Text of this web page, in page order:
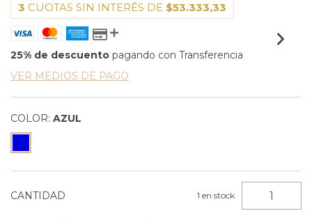
3 CUOTAS SIN INTERÉS DE $53.333,33
25% de descuento pagando con Transferencia
VER MEDIOS DE PAGO
COLOR: AZUL
CANTIDAD 1 en stock